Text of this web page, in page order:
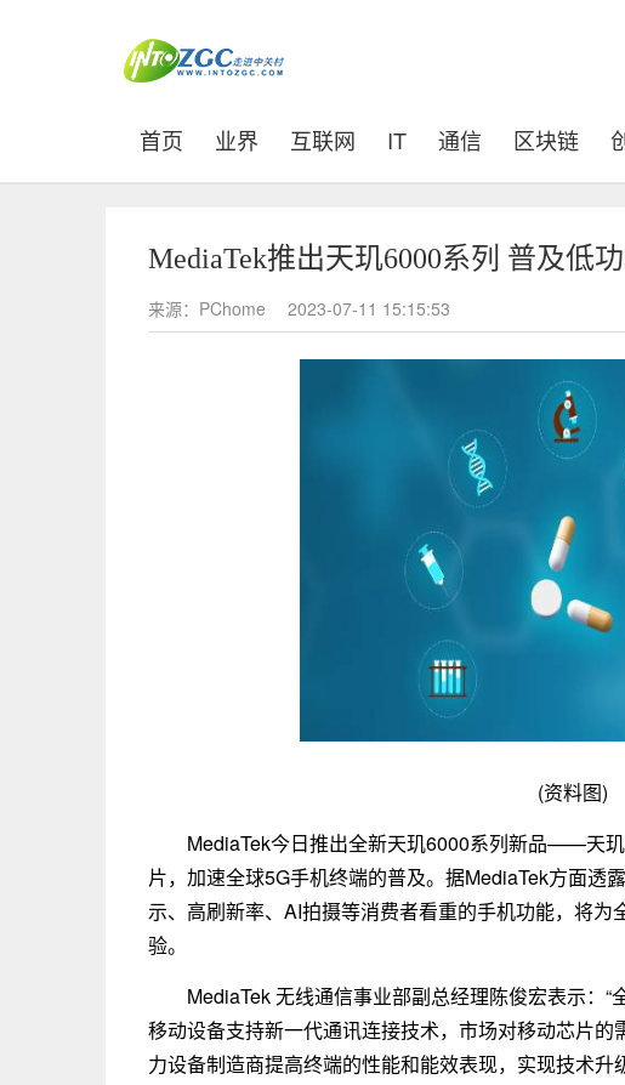
首页 (current)
业界 互联网 IT 通信 区块链
MediaTek推出天玑6000系列 普及低
来源：PChome 2023-07-11 15:15:53
(资料图)
MediaTek今日推出全新天玑6000系列新品——天
片，加速全球5G手机终端的普及。据MediaTek方面透
示、高刷新率、AI拍摄等消费者看重的手机功能，将
验。
MediaTek 无线通信事业部副总经理陈俊宏表示：
移动设备支持新一代通讯连接技术，市场对移动芯片
力设备制造商提高终端的性能和能效表现，实现技术升